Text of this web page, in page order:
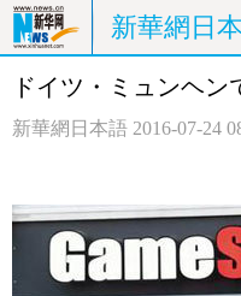
新華網日
ホームページ
観光
中日対訳
ドイツ・ミュンヘン
新華網日本語 2016-07-24